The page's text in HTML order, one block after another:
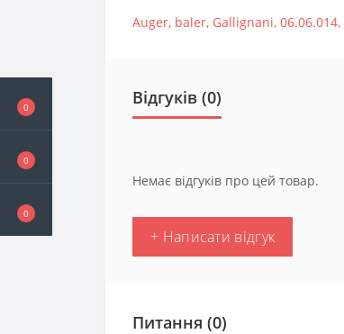
0
0
0
Auger, baler, Gallignani, 06.06.014,
Відгуків (0)
Немає відгуків про цей товар.
+ Написати відгук
Питання (0)